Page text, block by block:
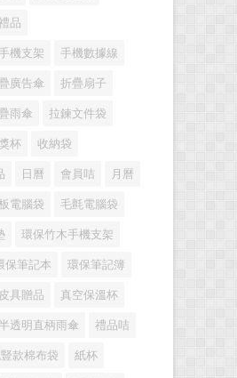
品
機支架 手機數據線
廣告傘 折疊扇子
雨傘 拉鍊文件袋
杯 收納袋
日曆 會員咭 月曆
電腦袋 毛氈電腦袋
環保竹木手機支架
保筆記本 環保筆記簿
皮具贈品 真空保溫杯
透明直柄雨傘 禮品咭
款棉布袋 紙杯